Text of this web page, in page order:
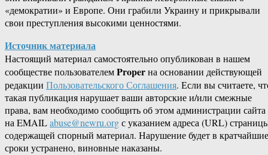
«демократии» и Европе. Они грабили Украину и прикрывали
свои преступления высокими ценностями.
Источник материала
Настоящий материал самостоятельно опубликован в нашем
сообществе пользователемProperна основании действующей
редакции Пользовательского Соглашения. Если вы считаете,
такая публикация нарушает ваши авторские и/или смежные
права, вам необходимо сообщить об этом администрации сайта
на EMAILabuse@newru.orgс указанием адреса (URL)
содержащей спорный материал. Нарушение будет в кратчайшие
сроки устранено, виновные наказаны.